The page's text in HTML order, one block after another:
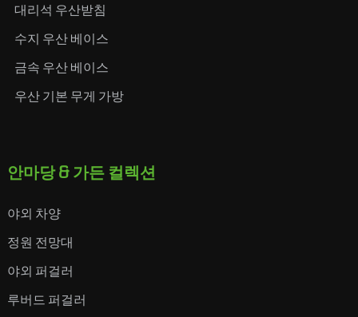
대리석 우산받침
수지 우산 베이스
금속 우산 베이스
우산 기본 무게 가방
안마당 & 가든 컬렉션
야외 차양
정원 전망대
야외 퍼걸러
루버드 퍼걸러